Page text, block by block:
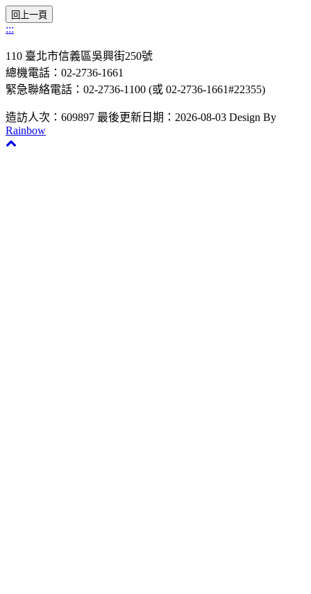
:::
110 臺北市信義區吳興街250號
總機電話：02-2736-1661
緊急聯絡電話：02-2736-1100 (或 02-2736-1661#22355)
造訪人次：609897 最後更新日期：2026-08-03 Design By
Rainbow